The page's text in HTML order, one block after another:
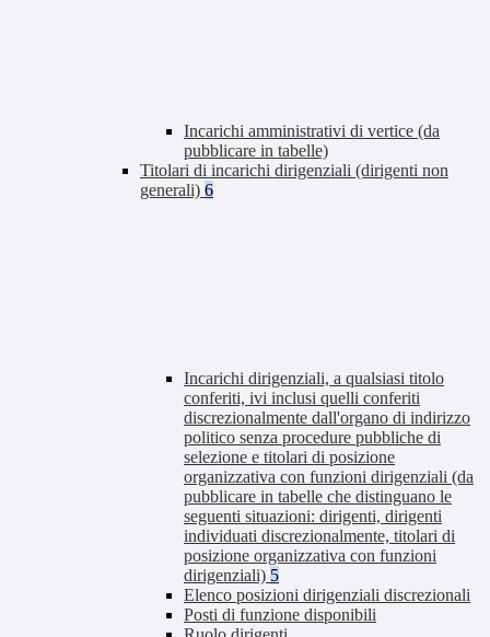
Incarichi amministrativi di vertice (da
pubblicare in tabelle)
Titolari di incarichi dirigenziali (dirigenti non
generali) 6
Incarichi dirigenziali, a qualsiasi titolo
conferiti, ivi inclusi quelli conferiti
discrezionalmente dall'organo di indirizzo
politico senza procedure pubbliche di
selezione e titolari di posizione
organizzativa con funzioni dirigenziali (da
pubblicare in tabelle che distinguano le
seguenti situazioni: dirigenti, dirigenti
individuati discrezionalmente, titolari di
posizione organizzativa con funzioni
dirigenziali) 5
Elenco posizioni dirigenziali discrezionali
Posti di funzione disponibili